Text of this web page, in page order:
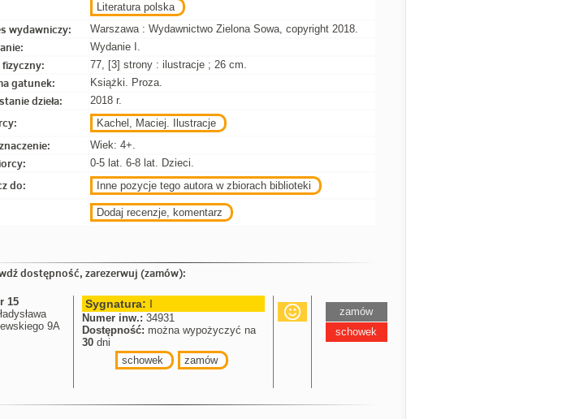
Literatura polska
wydawniczy: Warszawa : Wydawnictwo Zielona Sowa, copyright 2018.
Wydanie I.
fizyczny: 77, [3] strony : ilustracje ; 26 cm.
gatunek: Książki. Proza.
dzieła: 2018 r.
Kachel, Maciej. Ilustracje
Wiek: 4+.
0-5 lat. 6-8 lat. Dzieci.
do: Inne pozycje tego autora w zbiorach biblioteki
Dodaj recenzje, komentarz
dostępność, zarezerwuj (zamów):
15
9A
Sygnatura: I
Numer inw.: 34931
Dostępność: można wypożyczyć na
30 dni
schowek
zamów
zamów
schowek